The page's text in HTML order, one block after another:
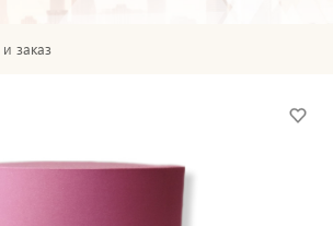
заказ